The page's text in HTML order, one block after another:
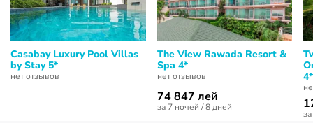
Casabay Luxury Pool Villas
by Stay 5*
нет отзывов
The View Rawada Resort &
Spa 4*
нет отзывов
74 847 лей
за 7 ночей / 8 дней
4*